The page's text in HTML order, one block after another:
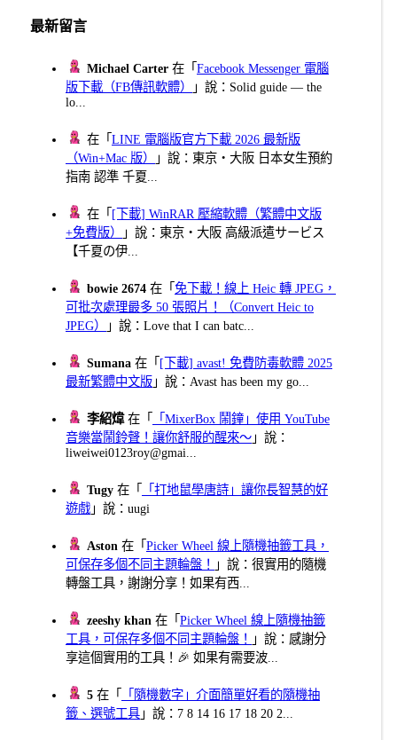
最新留言
Michael Carter 在「Facebook Messenger 電腦
版下載（FB傳訊軟體）
」說：Solid guide — the
lo...
在「LINE 電腦版官方下載 2026 最新版
（Win+Mac 版）
」說：東京・大阪 日本女生預約
指南 認準 千夏...
在「 [下載] WinRAR 壓縮軟體（繁體中文版
+免費版）
」說：東京・大阪 高級派遣サービス
【千夏の伊...
bowie 2674 在「免下載！線上 Heic 轉 JPEG，
可批次處理最多 50 張照片！（Convert Heic to
JPEG）
」說：Love that I can batc...
Sumana 在「 [下載] avast! 免費防毒軟體 2025
最新繁體中文版 」說：Avast has been my go...
李紹煒在「
「MixerBox 鬧鐘」使用 YouTube
音樂當鬧鈴聲！讓你舒服的醒來～ 」說：
liweiwei0123roy@gmai...
Tugy 在「
「打地鼠學唐詩」讓你長智慧的好
遊戲 」說：uugi
Aston 在「Picker Wheel 線上隨機抽籤工具，
可保存多個不同主題輪盤！
」說：很實用的隨機
轉盤工具，謝謝分享！如果有西...
zeeshy khan 在「Picker Wheel 線上隨機抽籤
工具，可保存多個不同主題輪盤！
」說：感謝分
享這個實用的工具！🎉 如果有需要波...
5 在「
「隨機數字」介面簡單好看的隨機抽
籤、選號工具 」說：7 8 14 16 17 18 20 2...